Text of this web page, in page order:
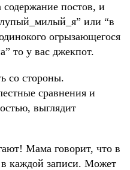
постов, и
или “в
огрызающегося
то у вас джекпот.
со стороны.
сравнения и
выглядит
Мама говорит, что в
каждой записи. Может